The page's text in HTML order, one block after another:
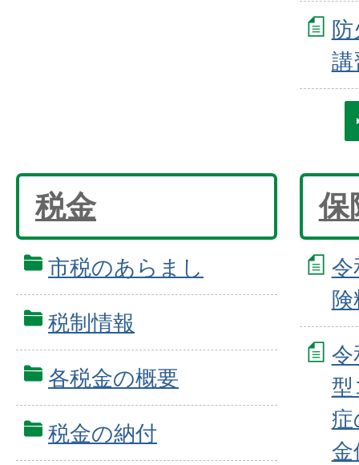
講
税金
市税のあらまし
税制情報
各税金の概要
税金の納付
保
令
令
型
症
金